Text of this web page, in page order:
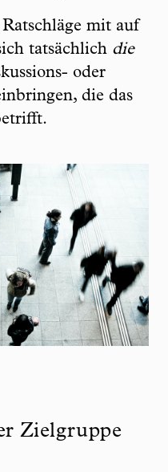
mit auf
tatsächlich die
oder
die das
Zielgruppe